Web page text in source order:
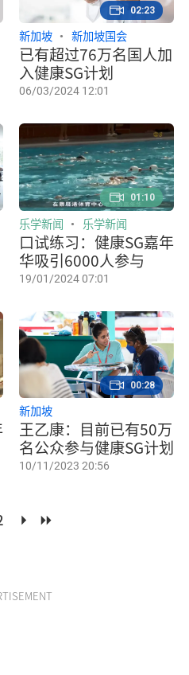
已有超过76万名国人加
入健康SG计划
新加坡 新加坡国会
06/03/2024 12:01
02:23
口试练习：健康SG嘉年
华吸引6000人参与
乐学新闻 乐学新闻
19/01/2024 07:01
01:10
王乙康：目前已有50万
名公众参与健康SG计划
新加坡
10/11/2023 20:56
00:28